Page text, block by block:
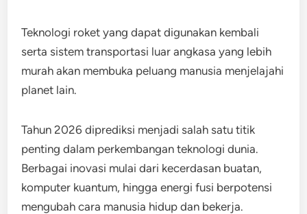
Teknologi roket yang dapat digunakan kembali
serta sistem transportasi luar angkasa yang lebih
murah akan membuka peluang manusia menjelajahi
planet lain.
Tahun 2026 diprediksi menjadi salah satu titik
penting dalam perkembangan teknologi dunia.
Berbagai inovasi mulai dari kecerdasan buatan,
komputer kuantum, hingga energi fusi berpotensi
mengubah cara manusia hidup dan bekerja.